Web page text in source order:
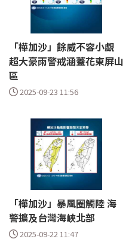
「樺加沙」餘威不容小覷
超大豪雨警戒涵蓋花東屏山
區
2025-09-23 11:56
「樺加沙」暴風圈觸陸 海
警擴及台灣海峽北部
2025-09-22 11:47